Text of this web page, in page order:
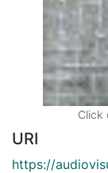
Click
URI
https://